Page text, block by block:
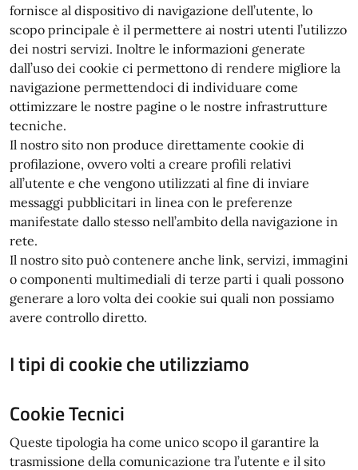
fornisce al dispositivo di navigazione dell’utente, lo
scopo principale è il permettere ai nostri utenti l’utilizzo
dei nostri servizi. Inoltre le informazioni generate
dall’uso dei cookie ci permettono di rendere migliore la
navigazione permettendoci di individuare come
ottimizzare le nostre pagine o le nostre infrastrutture
tecniche.
Il nostro sito non produce direttamente cookie di
profilazione, ovvero volti a creare profili relativi
all’utente e che vengono utilizzati al fine di inviare
messaggi pubblicitari in linea con le preferenze
manifestate dallo stesso nell’ambito della navigazione in
rete.
Il nostro sito può contenere anche link, servizi, immagini
o componenti multimediali di terze parti i quali possono
generare a loro volta dei cookie sui quali non possiamo
avere controllo diretto.
I tipi di cookie che utilizziamo
Cookie Tecnici
Queste tipologia ha come unico scopo il garantire la
trasmissione della comunicazione tra l’utente e il sito